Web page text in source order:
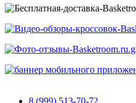
8 (999) 513-70-72